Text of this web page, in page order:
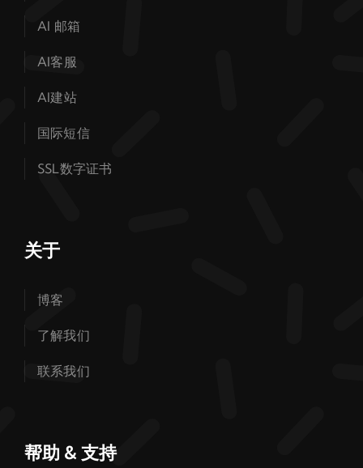
AI 邮箱
AI客服
AI建站
国际短信
SSL数字证书
关于
博客
了解我们
联系我们
帮助 & 支持